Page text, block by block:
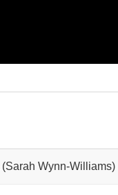
(Sarah Wynn-Williams)